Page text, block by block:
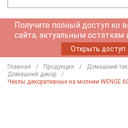
Получите полный доступ ко
сайта, актуальным остаткам
Открыть доступ
Главная Продукция
Домашний
Домашний декор
Чехлы декоративные на молнии WENGE